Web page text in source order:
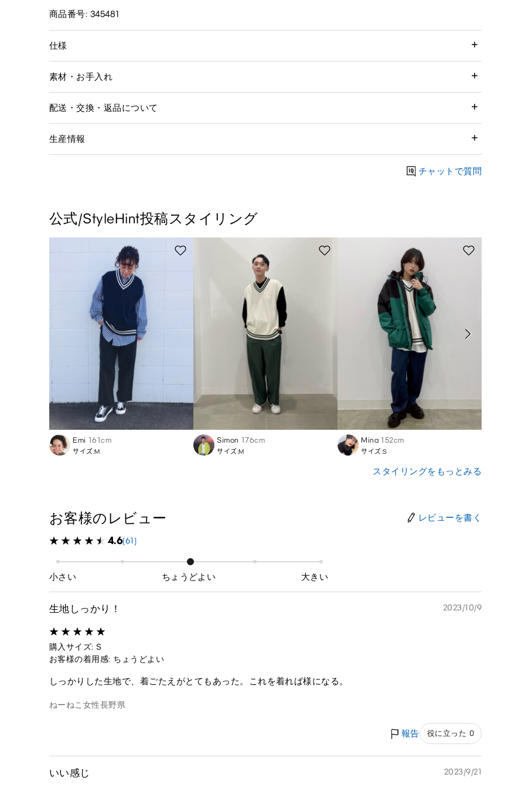
商品番号: 345481
仕様
素材・お手入れ
配送・交換・返品について
生産情報
チャットで質問
公式/StyleHint投稿スタイリング
Emi 161cm
サイズ:M
Simon 176cm
サイズ:M
Mina 152cm
サイズ:S
スタイリングをもっとみる
お客様のレビュー レビューを書く
4.6(61)
小さい ちょうどよい 大きい
生地しっかり！ 2023/10/9
購入サイズ: S
お客様の着用感: ちょうどよい
しっかりした生地で、着ごたえがとてもあった。これを着れば様になる。
ねーねこ 女性長野県
報告 役に立った 0
いい感じ 2023/9/21